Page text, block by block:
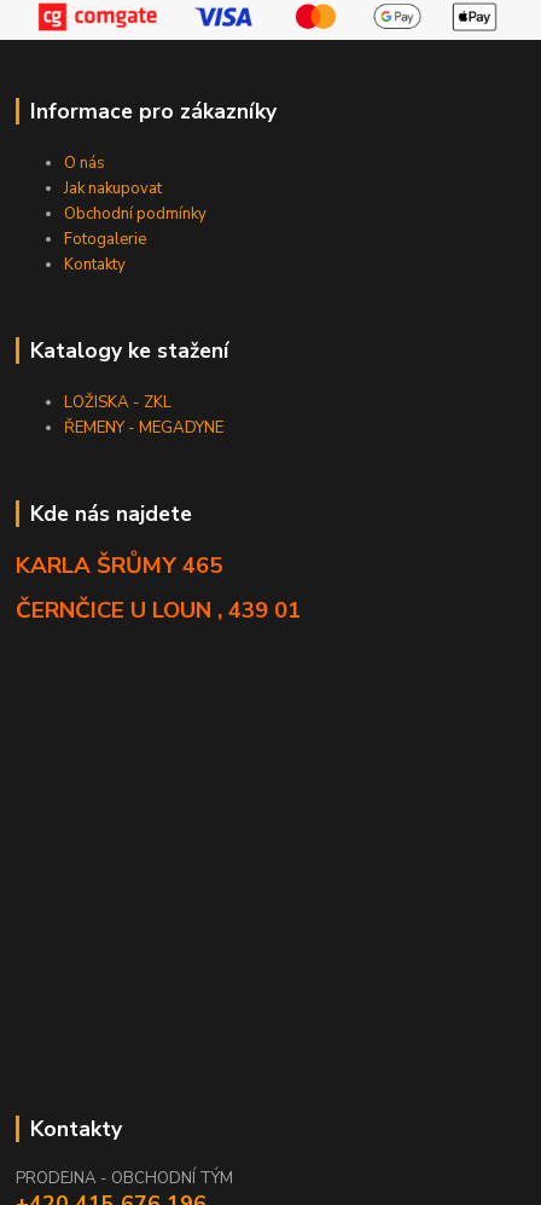
Informace pro zákazníky
O nás
Jak nakupovat
Obchodní podmínky
Fotogalerie
Kontakty
Katalogy ke stažení
LOŽISKA - ZKL
ŘEMENY - MEGADYNE
Kde nás najdete
KARLA ŠRŮMY 465
ČERNČICE U LOUN , 439 01
Kontakty
PRODEJNA - OBCHODNÍ TÝM